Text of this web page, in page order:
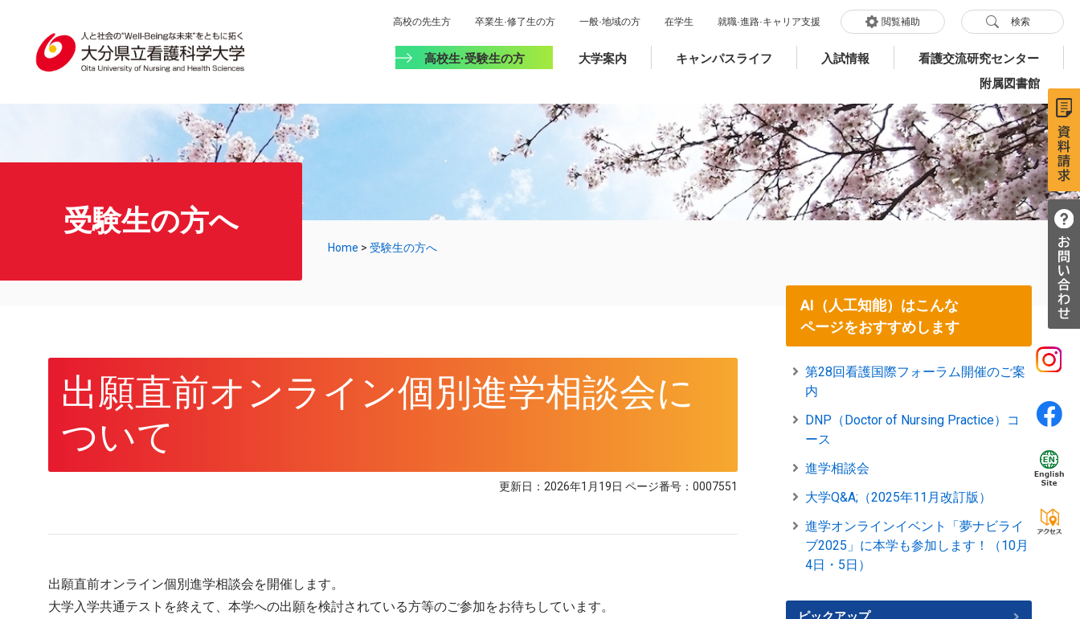
高校の先生方 卒業生·修了生の方 一般·地域の方 在学生 就職·進路·キャリア支援 閲覧補助 検索
高校生·受験生の方 大学案内 キャンパスライフ 入試情報
看護交流研究センター
附属図書館
受験生の方へ
Home >受験生の方へ
出願直前オンライン個別進学相談会に
ついて
更新日：2026年1月19日 ページ番号：0007551
出願直前オンライン個別進学相談会を開催します。
大学入学共通テストを終えて、本学への出願を検討されている方等のご参加をお待ちしています。
AI（人工知能）はこんな
ページをおすすめします
第28回看護国際フォーラム開催のご案
内
DNP（Doctor of Nursing Practice）コ
ース
進学相談会
大学Q&A;（2025年11月改訂版）
進学オンラインイベント「夢ナビライ
ブ2025」に本学も参加します！（10月
4日・5日）